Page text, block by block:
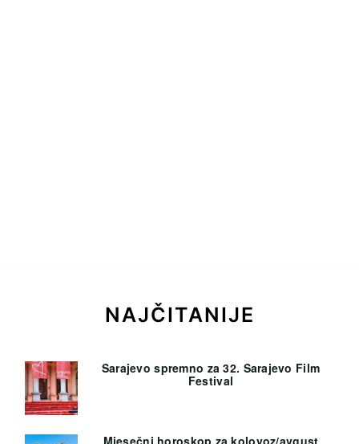
NAJČITANIJE
Sarajevo spremno za 32. Sarajevo Film
Festival